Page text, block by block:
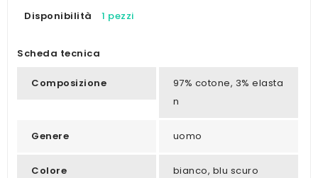
Disponibilità
1 pezzi
Scheda tecnica
Composizione
97% cotone, 3% elasta
n
Genere uomo
Colore bianco, blu scuro